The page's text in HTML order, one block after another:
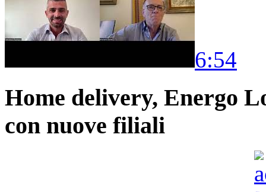
6:54
Home delivery, Energo
con nuove filiali